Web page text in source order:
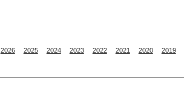
2026 2025 2024 2023 2022 2021 2020 2019